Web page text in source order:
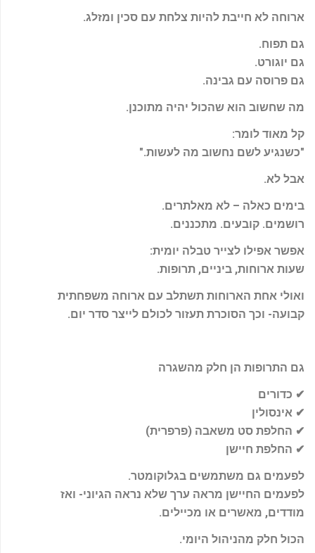
ארוחה לא חייבת להיות צלחת עם סכין ומזלג.
גם תפוח.
גם יוגורט.
גם פרוסה עם גבינה.
מה שחשוב הוא שהכול יהיה מתוכנן.
קל מאוד לומר:
"כשנגיע לשם נחשוב מה לעשות."
אבל לא.
בימים כאלה – לא מאלתרים.
רושמים. קובעים. מתכננים.
אפשר אפילו לצייר טבלה יומית:
שעות ארוחות, ביניים, תרופות.
ואולי אחת הארוחות תשתלב עם ארוחה משפחתית
קבועה- וכך הסוכרת תעזור לכולם לייצר סדר יום.
גם התרופות הן חלק מהשגרה
✔ כדורים
✔ אינסולין
✔ החלפת סט משאבה (פרפרית)
✔ החלפת חיישן
לפעמים גם משתמשים בגלוקומטר.
לפעמים החיישן מראה ערך שלא נראה הגיוני- ואז
מודדים, מאשרים או מכיילים.
הכול חלק מהניהול היומי.